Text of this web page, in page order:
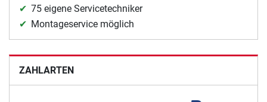
75 eigene Servicetechniker
Montageservice möglich
ZAHLARTEN